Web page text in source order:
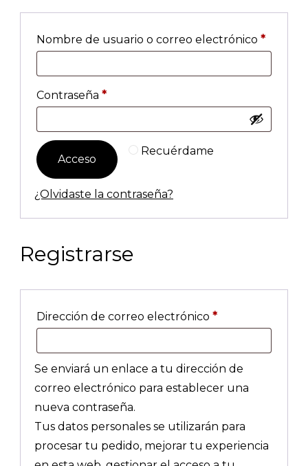
ción y
Regalo
s
Origin
ales
Nombre de usuario o correo electrónico *
Contraseña *Obligatorio
Recuérdame
Acceso
¿Olvidaste la contraseña?
Registrarse
Dirección de correo electrónico *Obligatorio
Se enviará un enlace a tu dirección de
correo electrónico para establecer una
nueva contraseña.
Tus datos personales se utilizarán para
procesar tu pedido, mejorar tu experiencia